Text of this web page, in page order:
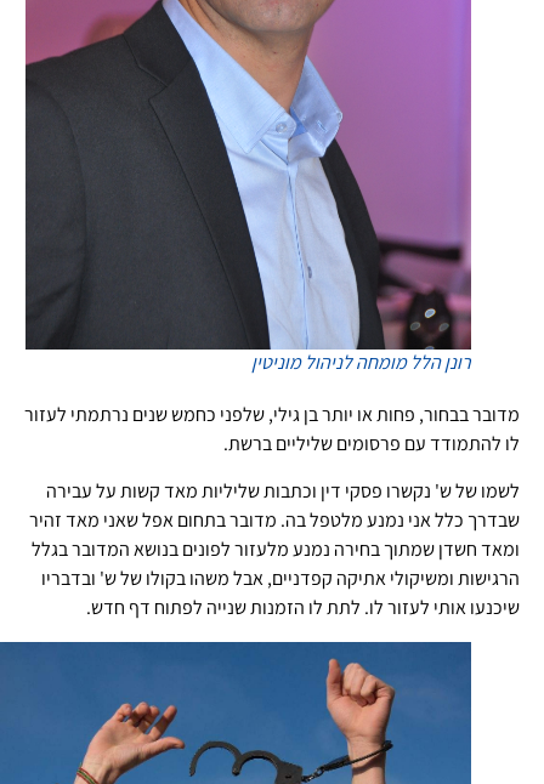
רונן הללמומחה לניהול מוניטין
מדובר בבחור, פחות או יותר בן גילי, שלפני כחמש שנים נרתמתי לעזור
לו להתמודד עם פרסומים שליליים ברשת.
לשמו של ש' נקשרו פסקי דין וכתבות שליליות מאד קשות על עבירה
שבדרך כלל אני נמנע מלטפל בה. מדובר בתחום אפל שאני מאד זהיר
ומאד חשדן שמתוך בחירה נמנע מלעזור לפונים בנושא המדובר בגלל
הרגישות ומשיקולי אתיקה קפדניים, אבל משהו בקולו של ש' ובדבריו
שיכנעו אותי לעזור לו. לתת לו הזמנות שנייה לפתוח דף חדש.